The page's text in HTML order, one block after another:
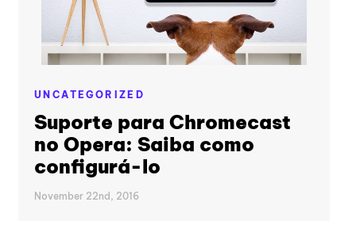
UNCATEGORIZED
Suporte para Chromecast
no Opera: Saiba como
configurá-lo
November 22nd, 2016